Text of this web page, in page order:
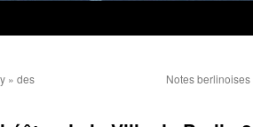
» des
Notes